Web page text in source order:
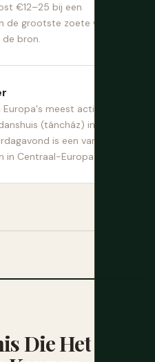
€12–25 bij een
de grootste zoete wijnen
bron.
meest actieve
(táncház) in
is een van de
in Centraal-Europa.
DieHet